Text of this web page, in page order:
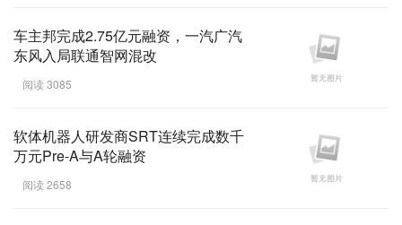
车主邦完成2.75亿元融资，一汽广汽
东风入局联通智网混改
阅读 3085
软体机器人研发商SRT连续完成数千
万元Pre-A与A轮融资
阅读 2658